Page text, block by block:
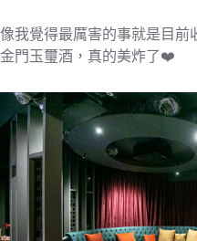
像我覺得最厲害的事就是目前
金門玉璽酒，真的美炸了❤️